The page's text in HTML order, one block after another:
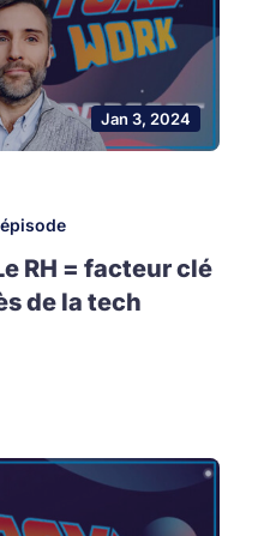
Jan 3, 2024
RH = facteur clé
de la tech